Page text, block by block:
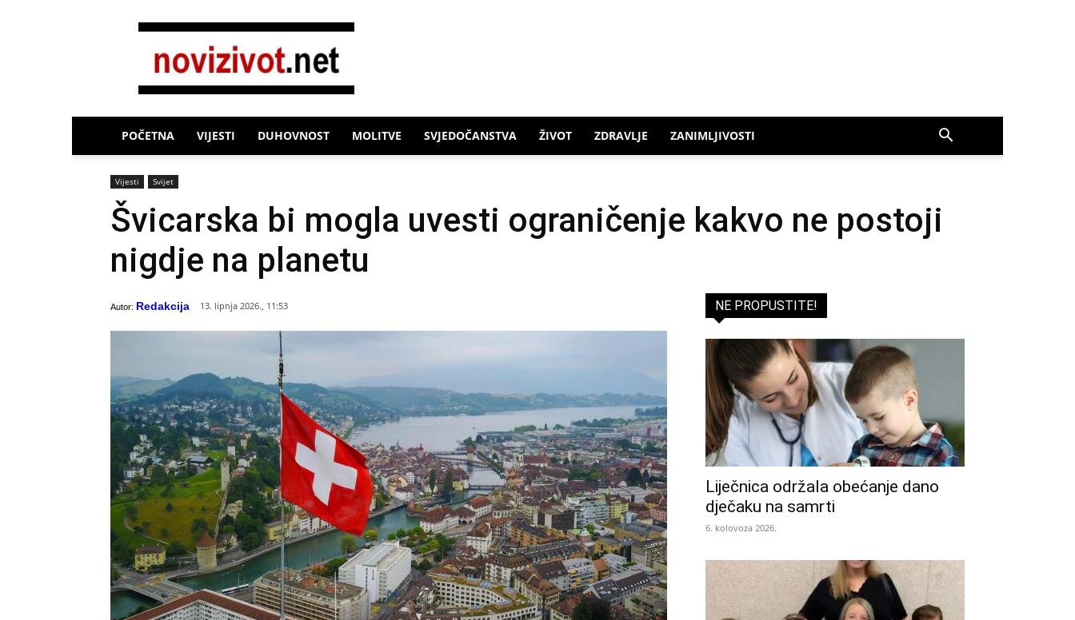
Novi
POČETNA VIJESTI DUHOVNOST MOLITVE SVJEDOČANSTVA ŽIVOT ZDRAVLJE ZANIMLJIVOSTI
Vijesti Svijet
Švicarska bi mogla uvesti ograničenje kakvo ne postoji
nigdje na planetu
Autor: Redakcija 13. lipnja 2026., 11:53 NE PROPUSTITE!
Liječnica održala obećanje dano
dječaku na samrti
6. kolovoza 2026.